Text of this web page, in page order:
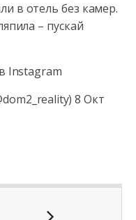
в отель без камер.
– пускай
Instagram
8 Окт